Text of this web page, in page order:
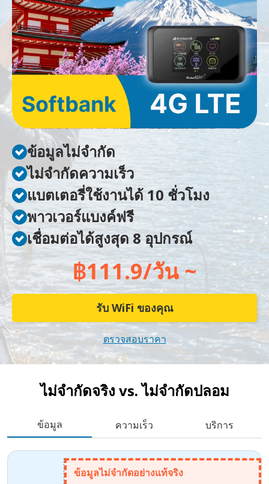
ข้อมูลไม่จำกัด
ไม่จำกัดความเร็ว
แบตเตอรี่ใช้งานได้ 10 ชั่วโมง
พาวเวอร์แบงค์ฟรี
เชื่อมต่อได้สูงสุด 8 อุปกรณ์
฿111.9/วัน ~
รับ WiFi ของคุณ
ตรวจสอบราคา
ไม่จำกัดจริง vs.ไม่จำกัดปลอม
ข้อมูล ความเร็ว บริการ
ข้อมูลไม่จำกัดอย่างแท้จริง